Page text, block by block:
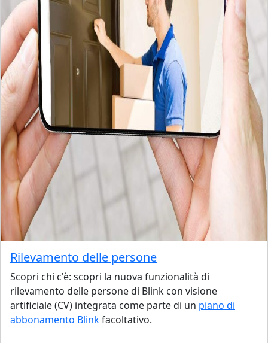
Rilevamento delle persone
Scopri chi c'è: scopri la nuova funzionalità di
rilevamento delle persone di Blink con visione
artificiale (CV) integrata come parte di un piano di
abbonamento Blinkfacoltativo.